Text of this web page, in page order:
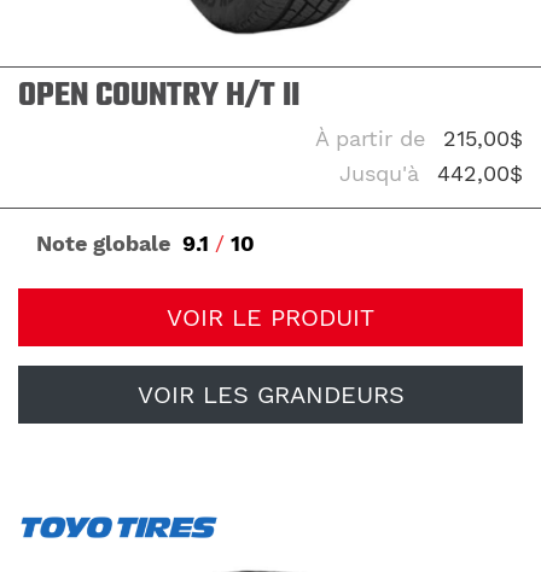
OPEN COUNTRY H/T II
À partir de
215,00$
Jusqu'à
442,00$
Note globale 9.1 / 10
VOIR LE PRODUIT
VOIR LES GRANDEURS